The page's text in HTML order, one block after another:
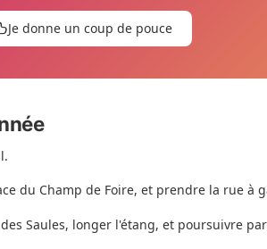
Je donne un coup de pouce
du Champ de Foire, et prendre la rue à
Saules, longer l'étang, et poursuivre